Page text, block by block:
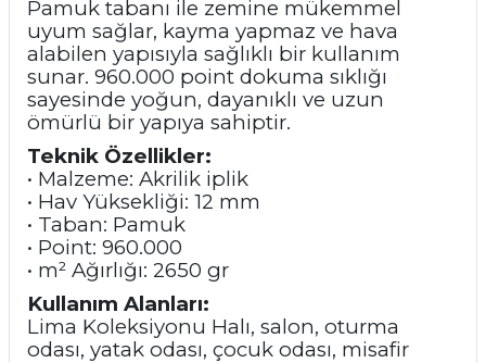
Pamuk tabanı ile zemine mükemmel
uyum sağlar, kayma yapmaz ve hava
alabilen yapısıyla sağlıklı bir kullanım
sunar. 960.000 point dokuma sıklığı
sayesinde yoğun, dayanıklı ve uzun
ömürlü bir yapıya sahiptir.
Teknik Özellikler:
• Malzeme: Akrilik iplik
• Hav Yüksekliği: 12 mm
• Taban: Pamuk
• Point: 960.000
• m² Ağırlığı: 2650 gr
Kullanım Alanları:
Lima Koleksiyonu Halı, salon, oturma
odası, yatak odası, çocuk odası, misafir